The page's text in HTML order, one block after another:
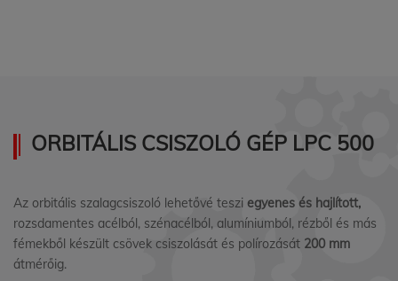
ORBITÁLIS CSISZOLÓ GÉP LPC 500
Az orbitális szalagcsiszoló lehetővé teszi egyenes és hajlított,
rozsdamentes acélból, szénacélból, alumíniumból, rézből és más
fémekből készült csövek csiszolását és polírozását 200 mm
átmérőig.